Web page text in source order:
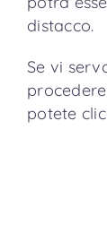
distacco.
Se vi
potete